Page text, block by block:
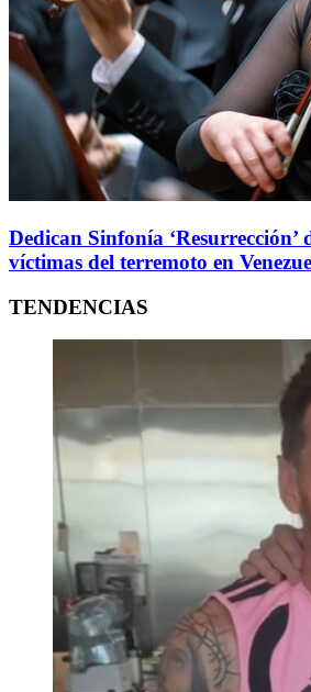
Dedican Sinfonía ‘Resurrección’
víctimas del terremoto en
TENDENCIAS